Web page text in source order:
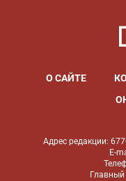
О САЙТЕ
Адрес редакции:
E-